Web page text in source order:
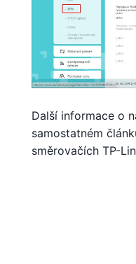
Další informace o
samostatném
směrovačích TP-